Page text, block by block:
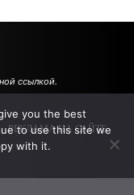
ссылкой.
РЕКЛАМА НА САЙТЕ
you the best
to use this site we
with it.